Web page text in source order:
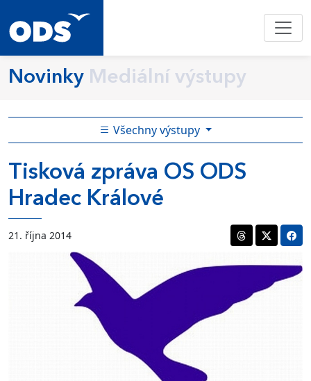
Novinky Mediální výstupy
Všechny výstupy
Tisková zpráva OS ODS
Hradec Králové
21. října 2014